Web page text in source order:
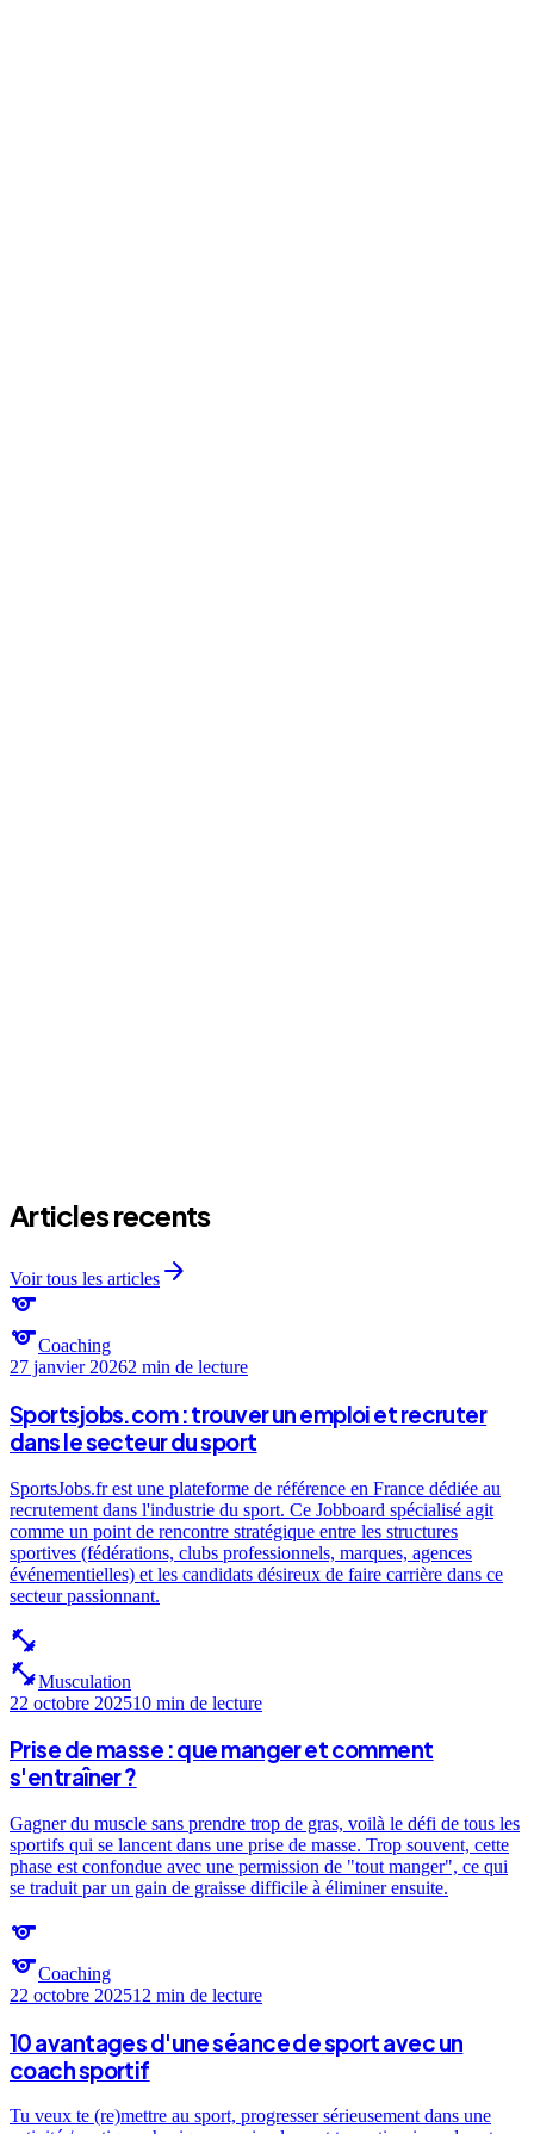
Articles recents
Voir tous les articles arrow_forward
sports
sportsCoaching
27 janvier 20262 min de lecture
Sportsjobs.com : trouver un emploi et recruter
dans le secteur du sport
SportsJobs.fr est une plateforme de référence en France dédiée au
recrutement dans l'industrie du sport. Ce Jobboard spécialisé agit
comme un point de rencontre stratégique entre les structures
sportives (fédérations, clubs professionnels, marques, agences
événementielles) et les candidats désireux de faire carrière dans ce
secteur passionnant.
fitness_center
fitness_centerMusculation
22 octobre 202510 min de lecture
Prise de masse : que manger et comment
s'entraîner ?
Gagner du muscle sans prendre trop de gras, voilà le défi de tous les
sportifs qui se lancent dans une prise de masse. Trop souvent, cette
phase est confondue avec une permission de "tout manger", ce qui
se traduit par un gain de graisse difficile à éliminer ensuite.
sports
sportsCoaching
22 octobre 202512 min de lecture
10 avantages d'une séance de sport avec un
coach sportif
Tu veux te (re)mettre au sport, progresser sérieusement dans une